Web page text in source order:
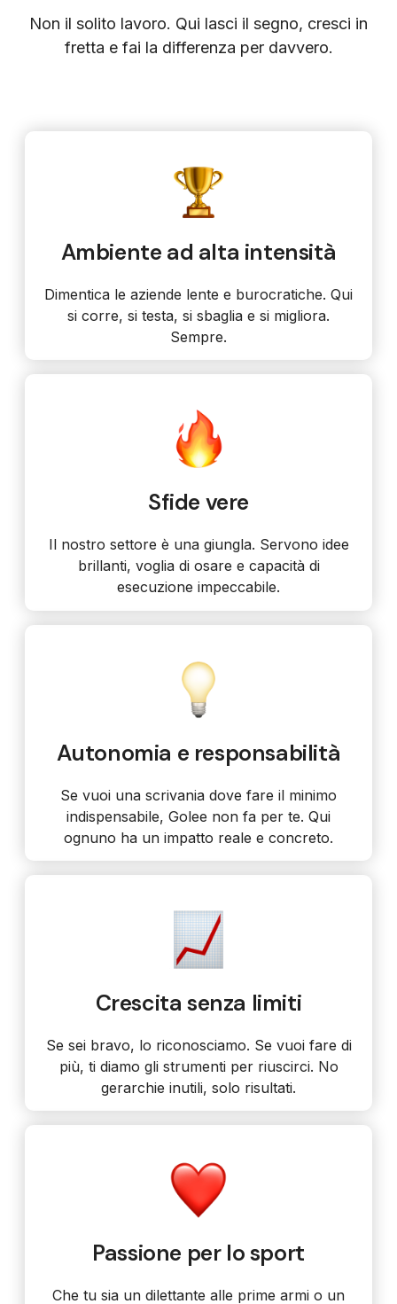
Non il solito lavoro. Qui lasci il segno, cresci in
fretta e fai la differenza per davvero.
Ambiente ad alta intensità
Dimentica le aziende lente e burocratiche. Qui
si corre, si testa, si sbaglia e si migliora.
Sempre.
Sfide vere
Il nostro settore è una giungla. Servono idee
brillanti, voglia di osare e capacità di
esecuzione impeccabile.
Autonomia e responsabilità
Se vuoi una scrivania dove fare il minimo
indispensabile, Golee non fa per te. Qui
ognuno ha un impatto reale e concreto.
Crescita senza limiti
Se sei bravo, lo riconosciamo. Se vuoi fare di
più, ti diamo gli strumenti per riuscirci. No
gerarchie inutili, solo risultati.
Passione per lo sport
Che tu sia un dilettante alle prime armi o un